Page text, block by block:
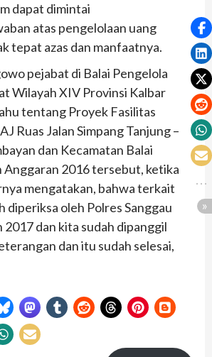
dapat dimintai
atas pengelolaan uang
tepat azas dan manfaatnya.
pejabat di Balai Pengelola
Wilayah XIV Provinsi Kalbar
tentang Proyek Fasilitas
Ruas Jalan Simpang Tanjung –
dan Kecamatan Balai
Anggaran 2016 tersebut, ketika
mengatakan, bahwa terkait
diperiksa oleh Polres Sanggau
2017 dan kita sudah dipanggil
dan itu sudah selesai,